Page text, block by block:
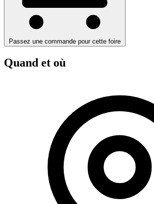
Passez une commande pour cette foire
Quand et où